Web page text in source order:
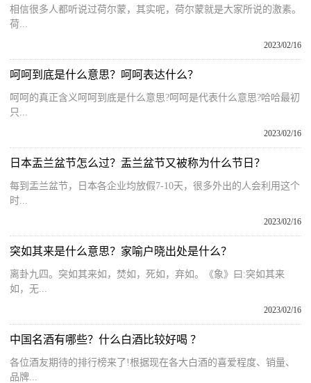
相信很多人都听说过荷尔蒙，其实呢，荷尔蒙就是大家所说的激素。
荷...
2023/02/16
呵呵到底是什么意思？呵呵表达什么？
呵呵的真正含义呵呵到底是什么意思?呵呵是代表什么意思?哈哈最初
只...
2023/02/16
日本盂兰盆节怎么过？盂兰盆节又被称为什么节日？
每到盂兰盆节，日本各企业均放假7-10天，很多外出的人会利用这个
时...
2023/02/16
突如其来是什么意思？家喻户晓出处是什么？
离卦九四。突如其来如，焚如，死如，弃如。《象》曰:突如其来
如，无...
2023/02/16
中国名酒有哪些？什么白酒比较好喝 ？
各位酒友期待的排行榜来了!根据现在各大白酒的喜爱程度、销量、
品牌...